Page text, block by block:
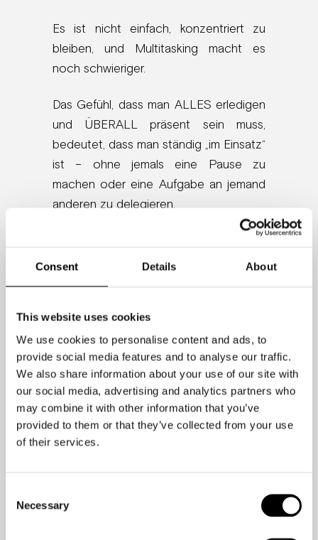
Consent Details About
This website uses cookies
We use cookies to personalise content and ads, to
provide social media features and to analyse our traffic.
We also share information about your use of our site with
our social media, advertising and analytics partners who
may combine it with other information that you’ve
provided to them or that they’ve collected from your use
of their services.
Selection
Necessary
Es ist nicht einfach, konzentriert zu
bleiben, und Multitasking macht es
noch schwieriger.
Das Gefühl, dass man ALLES erledigen
und ÜBERALL präsent sein muss,
bedeutet, dass man ständig „im Einsatz“
ist – ohne jemals eine Pause zu
machen oder eine Aufgabe an jemand
anderen zu delegieren.
Mehr Multitasking → höhere
allostatische Belastung → größere
Rückgang des Serotoninspiegels, der
sich direkt auf Ihre Stimmung auswirkt,
sowie die Tatsache, dass ein ständiger
„Einsatzmodus“ Ihren IQ um bis zu 10
Punkte senken kann (vergleichbar mit
den Auswirkungen des
Marihuanakonsums!) – es ist also klar,
Aber warum tun wir das dann? Nun, das
Gehirn liebt Abwechslung. Durch